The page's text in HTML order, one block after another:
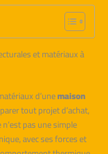
et matériaux à
d’unemaison
tout projet d’achat,
pas une simple
avec ses forces et